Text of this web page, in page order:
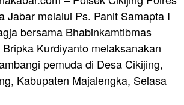
Jabar melalui Ps. Panit Samapta I
bersama Bhabinkamtibmas
Kurdiyanto melaksanakan
pemuda di Desa Cikijing,
Kabupaten Majalengka, Selasa